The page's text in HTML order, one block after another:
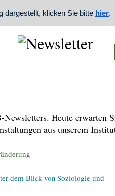
dargestellt, klicken Sie bitte hier.
Heute erwarten
aus unserem
dem Blick von Soziologie und